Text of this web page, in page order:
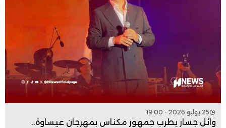
25 يوليو 2026 - 19:00
وائل جسار يطرب جمهور مكناس بمهرجان عيساوة..